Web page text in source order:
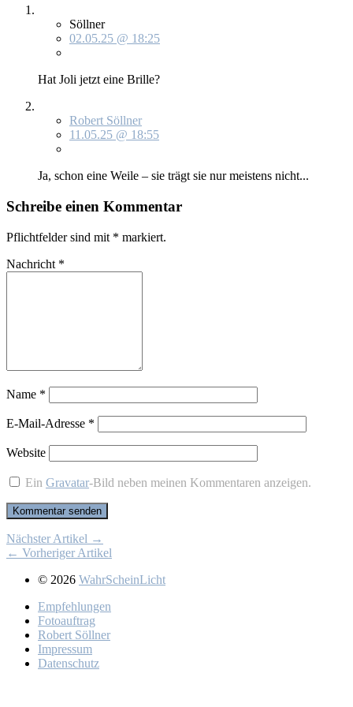
Söllner
02.05.25 @ 18:25
Hat Jo­li jetzt ei­ne Bril­le?
Robert Söllner
11.05.25 @ 18:55
Ja, schon ei­ne Wei­le – sie trägt sie nur meis­tens nicht...
Schreibe einen Kommentar
Pflichtfelder sind mit * markiert.
Nachricht *
Name *
E-Mail-Adresse *
Website
EinGravatar-Bild neben meinen Kommentaren anzeigen.
Nächster Artikel →
← Vorheriger Artikel
© 2026 WahrScheinLicht
Emp­feh­lun­gen
Fo­to­auf­trag
Ro­bert Söll­ner
Im­pres­sum
Da­ten­schutz